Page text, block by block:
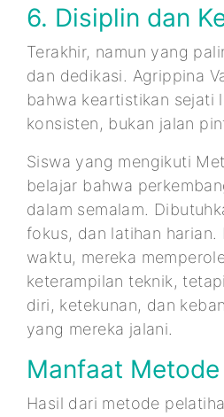
6. Disiplin dan
Terakhir, namun yang
dan dedikasi. Agrippina
bahwa keartistikan sejati
konsisten, bukan jalan
Siswa yang mengikuti
belajar bahwa
dalam semalam.
fokus, dan latihan harian.
waktu, mereka
keterampilan teknik,
diri, ketekunan, dan
yang mereka jalani.
Manfaat
Hasil dari metode